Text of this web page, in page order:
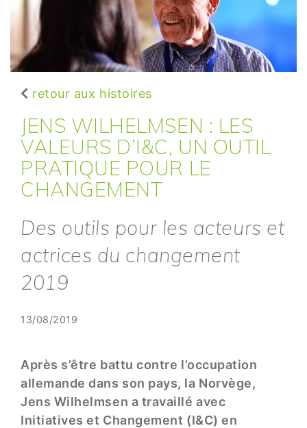
retour aux histoires
JENS WILHELMSEN : LES
VALEURS D’I&C, UN OUTIL
PRATIQUE POUR LE
CHANGEMENT
Des outils pour les acteurs et
actrices du changement
2019
13/08/2019
Après s’être battu contre l’occupation
allemande dans son pays, la Norvège,
Jens Wilhelmsen a travaillé avec
Initiatives et Changement (I&C) en